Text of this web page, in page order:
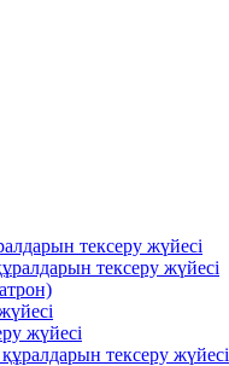
тексеру жүйесі
тексеру жүйесі
жүйесі
тексеру жүйесі